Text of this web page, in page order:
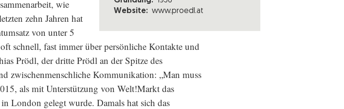
Website: www.proedl.at
wie
zehn Jahren hat
von unter 5
schnell, fast immer über persönliche Kontakte und
Prödl, der dritte Prödl an der Spitze des
zwischenmenschliche Kommunikation: „Man muss
als mit Unterstützung von Welt!Markt das
London gelegt wurde. Damals hat sich das